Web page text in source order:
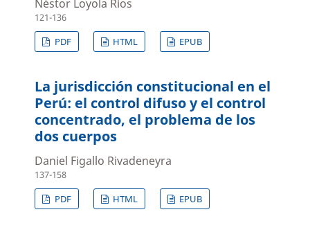
Néstor Loyola Ríos
121-136
PDF
HTML EPUB
La jurisdicción constitucional en el
Perú: el control difuso y el control
concentrado, el problema de los
dos cuerpos
Daniel Figallo Rivadeneyra
137-158
PDF
HTML EPUB